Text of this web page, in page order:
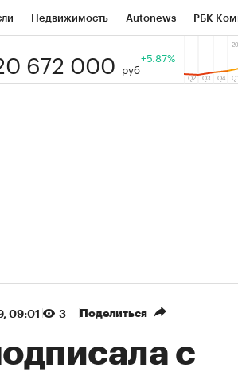
Недвижимость Autonews РБК
Тренды
672 000 руб
+5.87%
09:01 3 Поделиться
с